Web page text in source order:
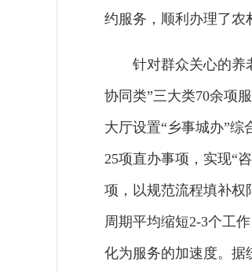
约服务，顺利办理了农
针对群众关心的养
协同类”三大类70余项
大厅设置“乡事城办”
25项直办事项，实现“
项，以规范流程填补权
周期平均缩短2-3个工
化为服务的加速度。据